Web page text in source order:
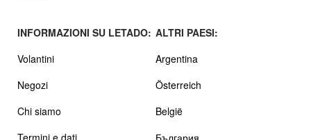
INFORMAZIONI SU LETADO:
Volantini
Negozi
Chi siamo
Termini e dati
ALTRI PAESI:
Argentina
Österreich
België
България